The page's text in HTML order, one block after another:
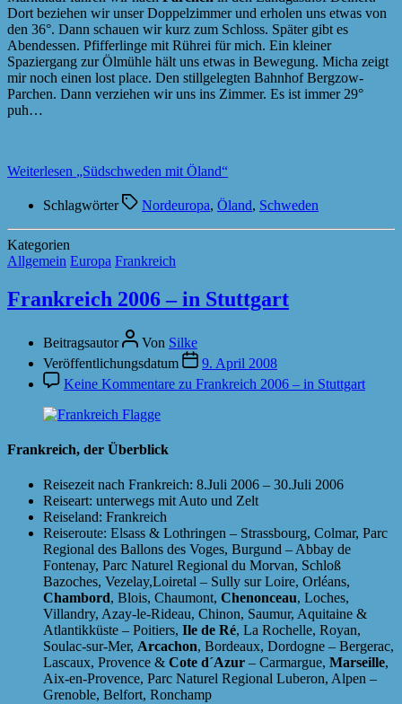
Dort beziehen wir unser Doppelzimmer und erholen uns etwas von
den 36°. Dann schauen wir kurz zum Schloss. Später gibt es
Abendessen. Pfifferlinge mit Rührei für mich. Ein kleiner
Spaziergang zur Ölmühle hält uns etwas in Bewegung. Micha zeigt
mir noch einen lost place. Den stillgelegten Bahnhof Bergzow-
Parchen. Dann verziehen wir uns ins Zimmer. Es ist immer 29°
puh…
Weiterlesen „Südschweden mit Öland“
Schlagwörter Nordeuropa, Öland, Schweden
Kategorien
Allgemein Europa Frankreich
Frankreich 2006 – in Stuttgart
Beitragsautor Von Silke
Veröffentlichungsdatum
9. April 2008
Keine Kommentare zu Frankreich 2006 – in Stuttgart
Frankreich, der Überblick
Reisezeit nach Frankreich: 8.Juli 2006 – 30.Juli 2006
Reiseart: unterwegs mit Auto und Zelt
Reiseland: Frankreich
Reiseroute: Elsass & Lothringen – Strassbourg, Colmar, Parc
Regional des Ballons des Voges, Burgund – Abbay de
Fontenay, Parc Naturel Regional du Morvan, Schloß
Bazoches, Vezelay,Loiretal – Sully sur Loire, Orléans,
Chambord, Blois, Chaumont, Chenonceau, Loches,
Villandry, Azay-le-Rideau, Chinon, Saumur, Aquitaine &
Atlantikküste – Poitiers, Ile de Ré, La Rochelle, Royan,
Soulac-sur-Mer, Arcachon, Bordeaux, Dordogne – Bergerac,
Lascaux, Provence & Cote d´Azur – Carmargue, Marseille,
Aix-en-Provence, Parc Naturel Regional Luberon, Alpen –
Grenoble, Belfort, Ronchamp